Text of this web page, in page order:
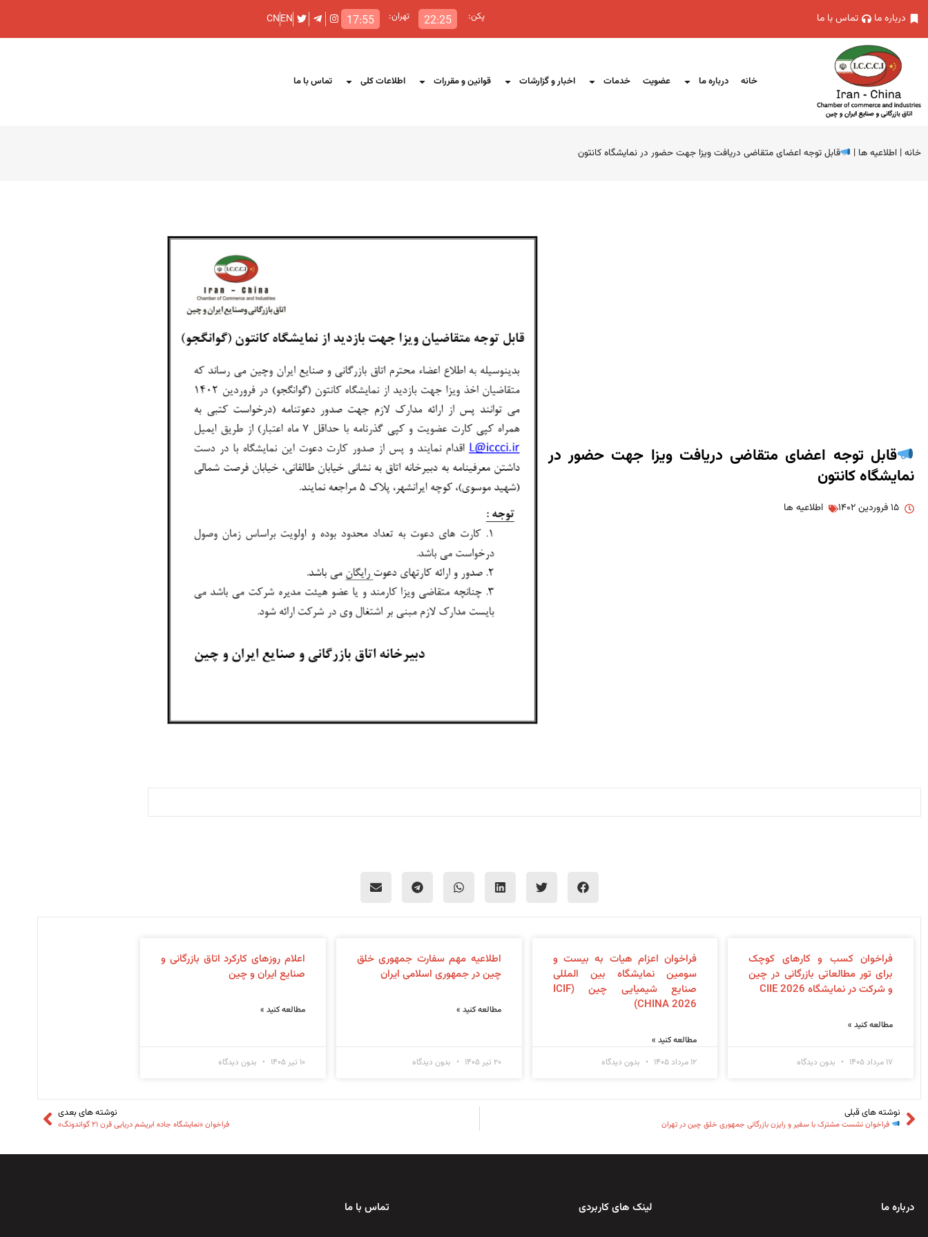
درباره ما تماس با ما پکن: 22:25 تهران: 17:55
EN
CN
خانه درباره ما عضویت خدمات اخبار و گزارشات قوانین و مقررات اطلاعات کلی تماس با ما
خانه| اطلاعیه ها | قابل توجه اعضای متقاضی دریافت ویزا جهت حضور در نمایشگاه کانتون
قابل توجه اعضای متقاضی دریافت ویزا جهت حضور در
نمایشگاه کانتون
۱۵ فروردین ۱۴۰۲ اطلاعیه ها
فراخوان کسب و کارهای کوچک
برای تور مطالعاتی بازرگانی در چین
و شرکت در نمایشگاه CIIE 2026
مطالعه کنید »
۱۷ مرداد ۱۴۰۵ بدون دیدگاه
فراخوان اعزام هیات به بیست و
سومین نمایشگاه بین المللی
صنایع شیمیایی چین (ICIF
CHINA 2026)
مطالعه کنید »
۱۲ مرداد ۱۴۰۵
بدون دیدگاه
اطلاعیه مهم سفارت جمهوری خلق
چین در جمهوری اسلامی ایران
مطالعه کنید »
۲۰ تیر ۱۴۰۵ بدون دیدگاه
اعلام روزهای کارکرد اتاق بازرگانی و
صنایع ایران و چین
مطالعه کنید »
۱۰ تیر ۱۴۰۵ بدون دیدگاه
نوشته های قبلی
فراخوان نشست مشترک با سفیر و رایزن بازرگانی جمهوری خلق چین در تهران
نوشته های بعدی
فراخوان «نمایشگاه جاده ابریشم دریایی قرن ۲۱ گواندونگ»
درباره ما لینک های کاربردی تماس با ما